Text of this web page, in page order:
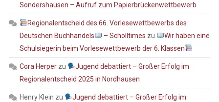
Sondershausen – Aufruf zum Papierbrückenwettbewerb
Regionalentscheid des 66. Vorlesewettbewerbs des
Deutschen Buchhandels
– Scholltimes zu
Wir haben eine
Schulsiegerin beim Vorlesewettbewerb der 6. Klassen
Cora Herperzu
Jugend debattiert – Großer Erfolg im
Regionalentscheid 2025 in Nordhausen
Henry Klein zu
Jugend debattiert – Großer Erfolg im